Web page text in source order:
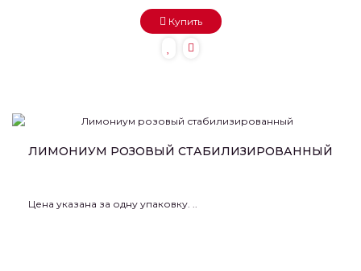
Купить
ЛИМОНИУМ РОЗОВЫЙ СТАБИЛИЗИРОВАННЫЙ
Цена указана за одну упаковку. ..